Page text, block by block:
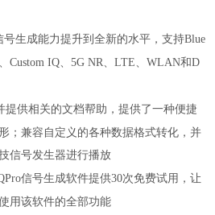
号生成能力提升到全新的水平，支持Blue
、Custom IQ 、5G NR 、LTE 、WLAN和D
提供相关的文档帮助，提供了一种便捷
；兼容自定义的各种数据格式转化，并
信号发生器进行播放
信号生成软件提供30次免费试用，让
用该软件的全部功能